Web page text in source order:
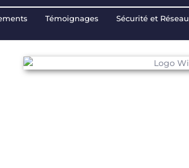
Témoignages Sécurité et Réseau